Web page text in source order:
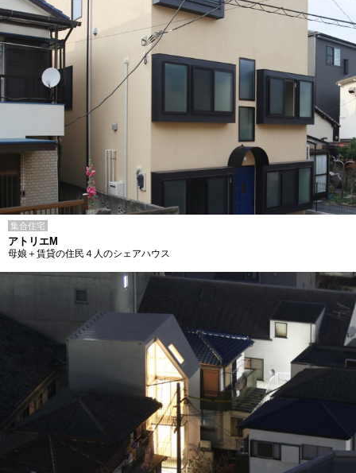
集合住宅
アトリエM
母娘＋賃貸の住民４人のシェアハウス